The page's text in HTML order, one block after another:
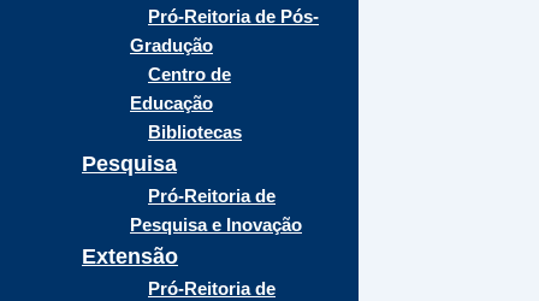
Pró-Reitoria de Pós-
Gradução
Centro de
Educação
Bibliotecas
Pesquisa
Pró-Reitoria de
Pesquisa e Inovação
Extensão
Pró-Reitoria de